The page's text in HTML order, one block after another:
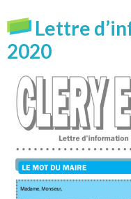
Lettre
2020